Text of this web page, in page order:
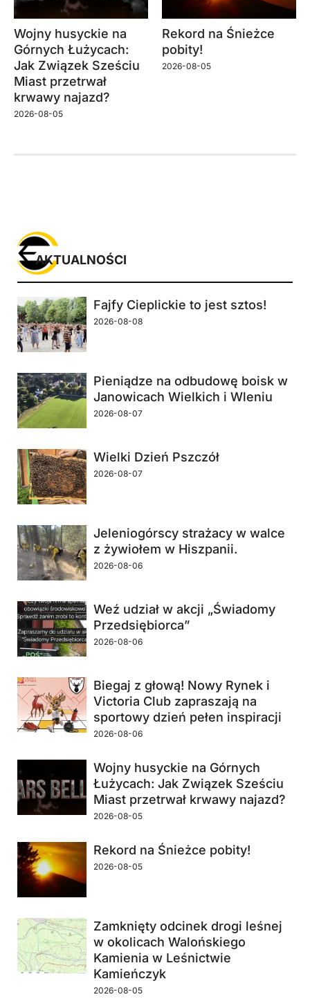
Wojny husyckie na
Górnych Łużycach:
Jak Związek Sześciu
Miast przetrwał
krwawy najazd?
2026-08-05
Rekord na Śnieżce
pobity!
2026-08-05
Fajfy Cieplickie to jest sztos!
2026-08-08
Pieniądze na odbudowę boisk w
Janowicach Wielkich i Wleniu
2026-08-07
Wielki Dzień Pszczół
2026-08-07
Jeleniogórscy strażacy w walce
z żywiołem w Hiszpanii.
2026-08-06
Weź udział w akcji „Świadomy
Przedsiębiorca”
2026-08-06
Biegaj z głową! Nowy Rynek i
Victoria Club zapraszają na
sportowy dzień pełen inspiracji
2026-08-06
Wojny husyckie na Górnych
Łużycach: Jak Związek Sześciu
Miast przetrwał krwawy najazd?
2026-08-05
Rekord na Śnieżce pobity!
2026-08-05
Zamknięty odcinek drogi leśnej
w okolicach Walońskiego
Kamienia w Leśnictwie
Kamieńczyk
2026-08-05
AKTUALNOŚCI